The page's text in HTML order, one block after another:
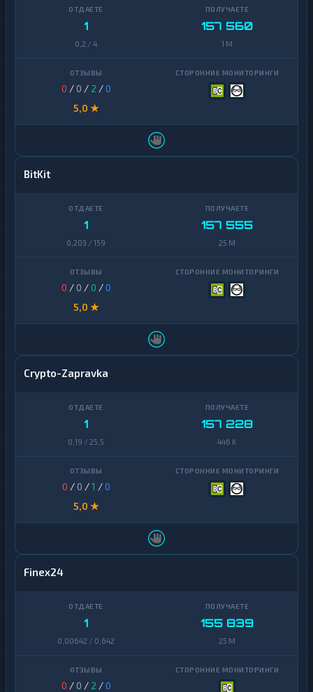
1
0,2 / 4
157 560
1 M
0 / 0 / 2 /0
5,0 ★
BitKit
1
0,203 / 159
157 555
25 M
0 / 0 /0 /0
5,0 ★
Crypto-Zapravka
1
0,19 / 25,5
157 228
446 K
0 / 0 /1 /0
5,0 ★
Finex24
1
0,00642 / 0,642
155 839
25 M
0 / 0 / 2 /0